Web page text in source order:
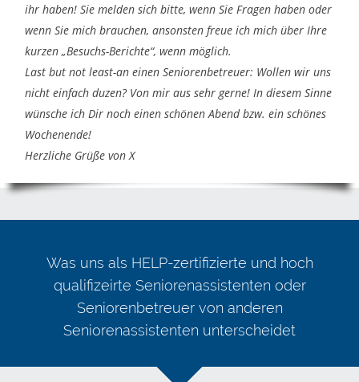
ihr haben! Sie melden sich bitte, wenn Sie Fragen haben oder
wenn Sie mich brauchen, ansonsten freue ich mich über Ihre
kurzen „Besuchs-Berichte“, wenn möglich.
Last but not least-an einen Seniorenbetreuer: Wollen wir uns
nicht einfach duzen? Von mir aus sehr gerne! In diesem Sinne
wünsche ich Dir noch einen schönen Abend bzw. ein schönes
Wochenende!
Herzliche Grüße von X
Was uns als HELP-zertifizierte und hoch
qualifizeirte Seniorenassistenten oder
Seniorenbetreuer von anderen
Seniorenassistenten unterscheidet